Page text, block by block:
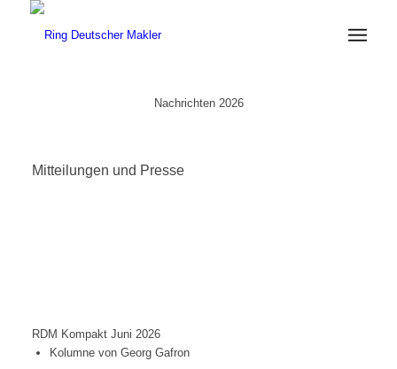
Nachrichten 2026
Mitteilungen und Presse
RDM Kompakt Juni 2026
Kolumne von Georg Gafron